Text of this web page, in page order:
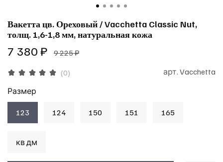
(0) арт. Vacchetta
Вакетта цв. Ореховый / Vacchetta Classic Nut,
толщ. 1,6-1,8 мм, натуральная кожа
7 380 ₽ 9 225 ₽
Размер
123 124 150 151 165
кв дм